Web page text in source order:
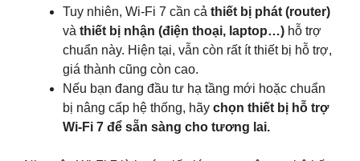
Tuy nhiên, Wi-Fi 7 cần cả thiết bị phát (router)
và thiết bị nhận (điện thoại, laptop…) hỗ trợ
chuẩn này. Hiện tại, vẫn còn rất ít thiết bị hỗ trợ,
giá thành cũng còn cao.
Nếu bạn đang đầu tư hạ tầng mới hoặc chuẩn
bị nâng cấp hệ thống, hãy chọn thiết bị hỗ trợ
Wi-Fi 7 để sẵn sàng cho tương lai.